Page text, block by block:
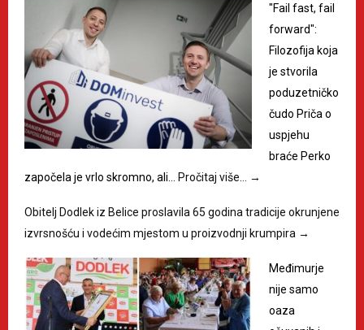
"Fail fast, fail
forward":
Filozofija koja
je stvorila
poduzetničko
čudo Priča o
uspjehu
braće Perko
započela je vrlo skromno, ali…
Pročitaj više… →
Obitelj Dodlek iz Belice proslavila 65 godina tradicije okrunjene
izvrsnošću i vodećim mjestom u proizvodnji krumpira →
Međimurje
nije samo
oaza